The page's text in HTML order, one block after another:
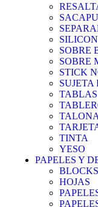
SILICON
SOBRE
SOBRE
STICK
SUJETA
TABLAS
TINTA
YESO
PAPELES Y
BLOCKS
HOJAS